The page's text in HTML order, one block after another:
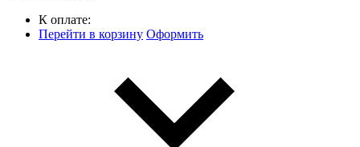
К оплате:
Перейти в корзину Оформить